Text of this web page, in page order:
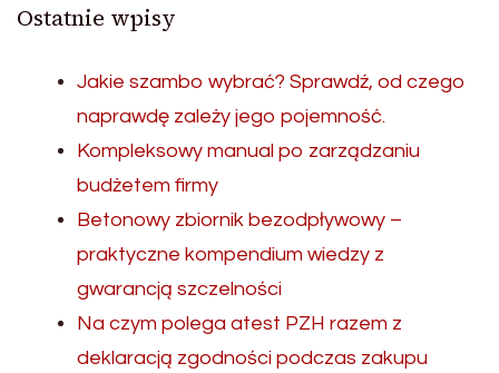
Ostatnie wpisy
Jakie szambo wybrać? Sprawdź, od czego
naprawdę zależy jego pojemność.
Kompleksowy manual po zarządzaniu
budżetem firmy
Betonowy zbiornik bezodpływowy –
praktyczne kompendium wiedzy z
gwarancją szczelności
Na czym polega atest PZH razem z
deklaracją zgodności podczas zakupu